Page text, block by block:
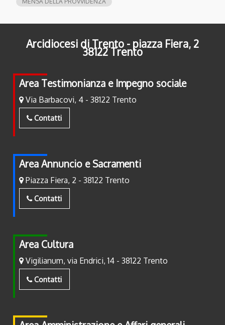
Arcidiocesi di Trento - piazza Fiera, 2
38122 Trento
Area Testimonianza e Impegno sociale
Via Barbacovi, 4 - 38122 Trento
Contatti
Area Annuncio e Sacramenti
Piazza Fiera, 2 - 38122 Trento
Contatti
Area Cultura
Vigilianum, via Endrici, 14 - 38122 Trento
Contatti